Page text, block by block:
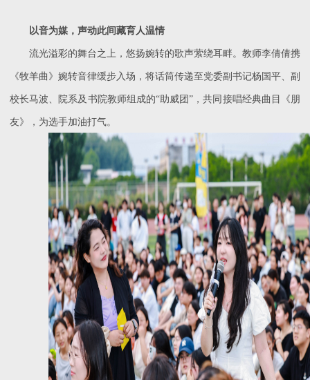
以音为媒，声动此间藏育人温情
流光溢彩的舞台之上，悠扬婉转的歌声萦绕耳畔。教师李倩倩携
《牧羊曲》婉转音律缓步入场，将话筒传递至党委副书记杨国平、副
校长马波、院系及书院教师组成的“助威团”，共同接唱经典曲目《朋
友》，为选手加油打气。